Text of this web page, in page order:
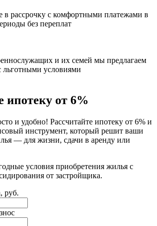
в рассрочку с комфортными платежами в
без переплат
и их семей мы предлагаем
льготными условиями
ипотеку от 6%
и удобно! Рассчитайте ипотеку от 6% и
инструмент, который решит ваши
— для жизни, сдачи в аренду или
условия приобретения жилья с
от застройщика.
руб.